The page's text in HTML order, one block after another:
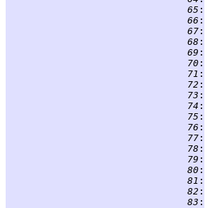
  65
:
  66
:
  67
:
  68
:
  69
:
  70
:
  71
:
  72
:
  73
:
  74
:
  75
:
  76
:
  77
:
  78
:
  79
:
  80
:
  81
:
  82
:
  83
: